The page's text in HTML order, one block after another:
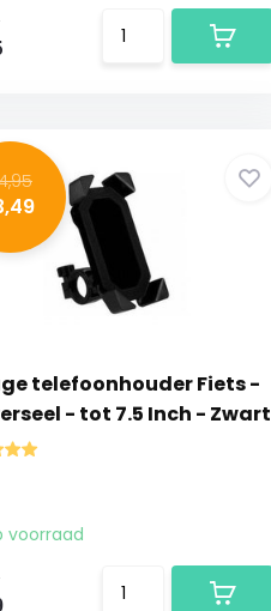
telefoonhouder Fiets -
- tot 7.5 Inch - Zwart
voorraad